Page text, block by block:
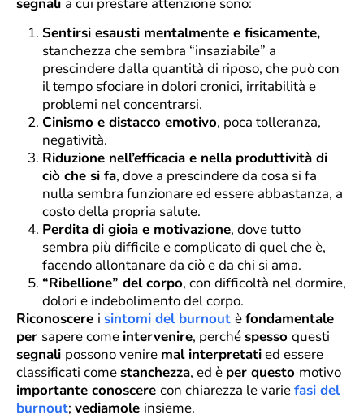
Sentirsi esausti mentalmente e fisicamente,
stanchezza che sembra “insaziabile” a
prescindere dalla quantità di riposo, che può con
il tempo sfociare in dolori cronici, irritabilità e
problemi nel concentrarsi.
Cinismo e distacco emotivo, poca tolleranza,
negatività.
Riduzione nell’efficacia e nella produttività di
ciò che si fa, dove a prescindere da cosa si fa
nulla sembra funzionare ed essere abbastanza, a
costo della propria salute.
Perdita di gioia e motivazione, dove tutto
sembra più difficile e complicato di quel che è,
facendo allontanare da ciò e da chi si ama.
“Ribellione” del corpo, con difficoltà nel dormire,
dolori e indebolimento del corpo.
Riconoscere i sintomi del burnout èfondamentale
per sapere come intervenire, perchéspesso questi
segnali possono venire mal interpretatied essere
classificati comestanchezza, ed è per questo motivo
importante conoscere con chiarezza le variefasi del
burnout; vediamole insieme.